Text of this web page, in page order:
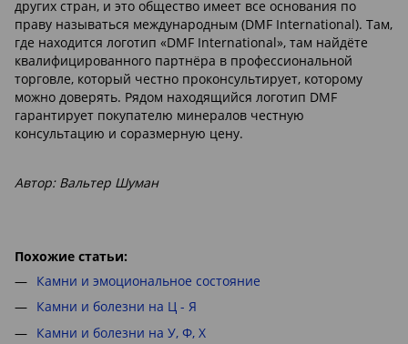
других стран, и это общество имеет все основания по
праву называться международным (DMF International). Там,
где находится логотип «DMF International», там найдёте
квалифицированного партнёра в профессиональной
торговле, который честно проконсультирует, которому
можно доверять. Рядом находящийся логотип DMF
гарантирует покупателю минералов честную
консультацию и соразмерную цену.
Автор: Вальтер Шуман
Похожие статьи:
Камни и эмоциональное состояние
Камни и болезни на Ц - Я
Камни и болезни на У, Ф, Х